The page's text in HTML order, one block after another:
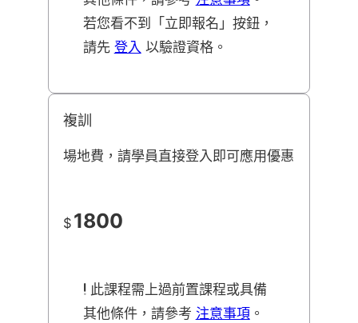
若您看不到「立即報名」按鈕，
請先 登入 以驗證資格。
複訓
場地費，請學員直接登入即可應用優惠
$ 1800
此課程需上過前置課程或具備
其他條件，請參考 注意事項。